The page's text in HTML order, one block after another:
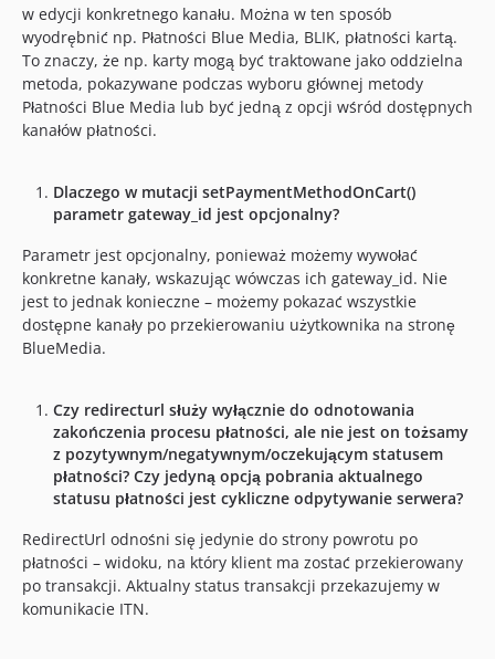
w edycji konkretnego kanału. Można w ten sposób
wyodrębnić np. Płatności Blue Media, BLIK, płatności kartą.
To znaczy, że np. karty mogą być traktowane jako oddzielna
metoda, pokazywane podczas wyboru głównej metody
Płatności Blue Media lub być jedną z opcji wśród dostępnych
kanałów płatności.
Dlaczego w mutacji setPaymentMethodOnCart()
parametr gateway_id jest opcjonalny?
Parametr jest opcjonalny, ponieważ możemy wywołać
konkretne kanały, wskazując wówczas ich gateway_id. Nie
jest to jednak konieczne – możemy pokazać wszystkie
dostępne kanały po przekierowaniu użytkownika na stronę
BlueMedia.
Czy redirecturl służy wyłącznie do odnotowania
zakończenia procesu płatności, ale nie jest on tożsamy
z pozytywnym/negatywnym/oczekującym statusem
płatności? Czy jedyną opcją pobrania aktualnego
statusu płatności jest cykliczne odpytywanie serwera?
RedirectUrl odnośni się jedynie do strony powrotu po
płatności – widoku, na który klient ma zostać przekierowany
po transakcji. Aktualny status transakcji przekazujemy w
komunikacie ITN.